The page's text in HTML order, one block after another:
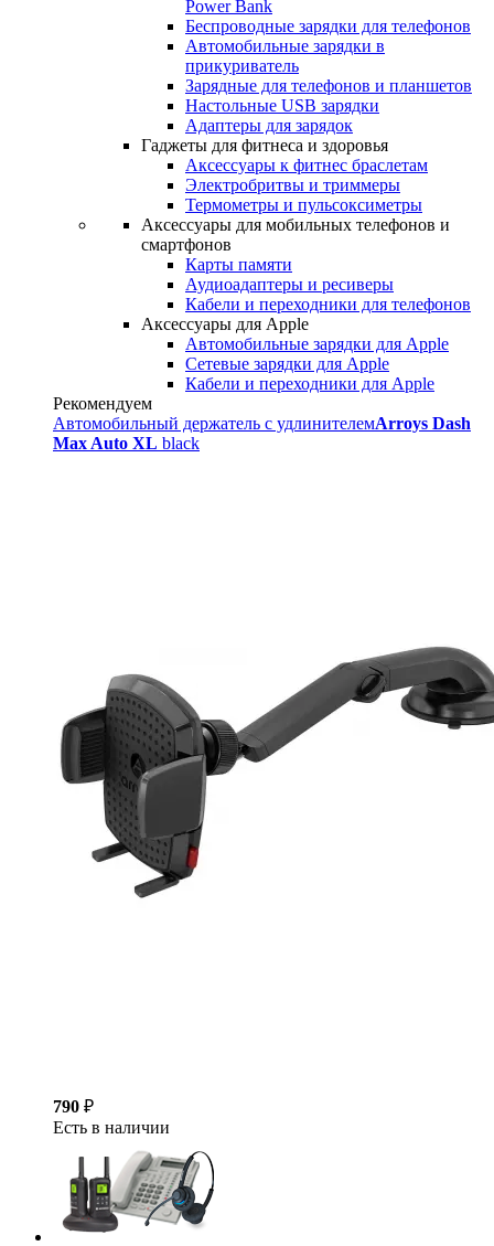
Power Bank
Беспроводные зарядки для телефонов
Автомобильные зарядки в
прикуриватель
Зарядные для телефонов и планшетов
Настольные USB зарядки
Адаптеры для зарядок
Гаджеты для фитнеса и здоровья
Аксессуары к фитнес браслетам
Электробритвы и триммеры
Термометры и пульсоксиметры
Аксессуары для мобильных телефонов и
смартфонов
Карты памяти
Аудиоадаптеры и ресиверы
Кабели и переходники для телефонов
Аксессуары для Apple
Автомобильные зарядки для Apple
Сетевые зарядки для Apple
Кабели и переходники для Apple
Рекомендуем
Автомобильный держатель с удлинителемArroys Dash
Max Auto XL black
790 ₽
Есть в наличии